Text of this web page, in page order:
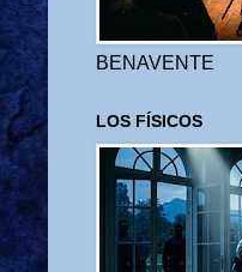
BENAVENTE
LOS FÍSICOS